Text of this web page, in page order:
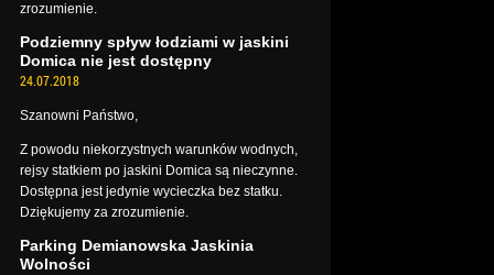
zrozumienie.
Podziemny spływ łodziami w jaskini
Domica nie jest dostępny
24.07.2018
Szanowni Państwo,
Z powodu niekorzystnych warunków wodnych,
rejsy statkiem po jaskini Domica są nieczynne.
Dostępna jest jedynie wycieczka bez statku.
Dziękujemy za zrozumienie.
Parking Demianowska Jaskinia
Wolności